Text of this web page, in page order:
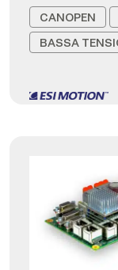
CANOPEN
BASSA